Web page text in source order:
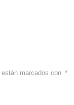
marcados con *